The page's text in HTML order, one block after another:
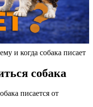
и когда собака писает
собака
писается от